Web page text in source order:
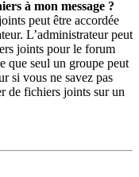
à mon message ?
peut être accordée
L’administrateur peut
joints pour le forum
que seul un groupe peut
si vous ne savez pas
de fichiers joints sur un